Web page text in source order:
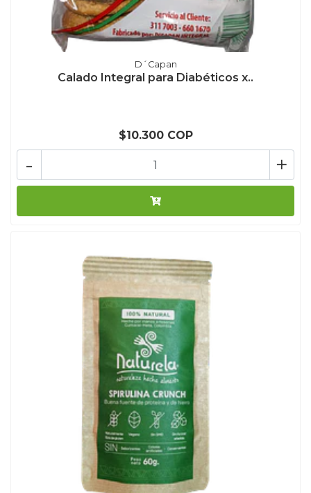
D´Capan
Calado Integral para Diabéticos x..
$10.300 COP
+
-